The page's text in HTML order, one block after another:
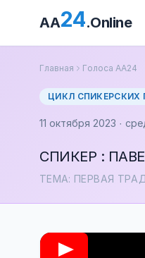
AA24.Online
Главная Голоса АА24
ЦИКЛ СПИКЕРСКИХ
11 октября 2023 ·
СПИКЕР :
ТЕМА: ПЕРВАЯ